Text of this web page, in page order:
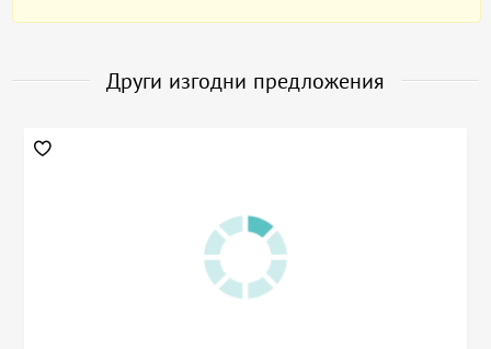
Други изгодни предложения